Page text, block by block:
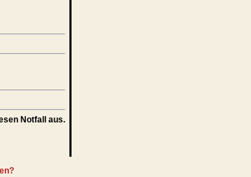
Notfall aus.